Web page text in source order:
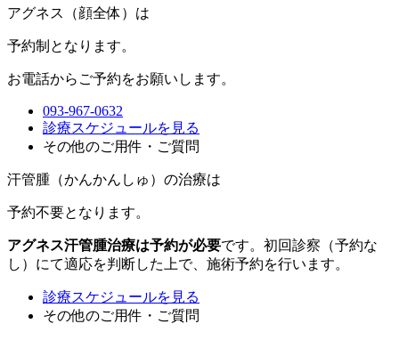
アグネス（顔全体）は
予約制 となります。
お電話からご予約をお願いします。
093-967-0632
診療スケジュールを見る
その他のご用件・ご質問
汗管腫（かんかんしゅ）の治療は
予約不要となります。
アグネス汗管腫治療は予約が必要です。初回診察（予約な
し）にて適応を判断した上で、施術予約を行います。
診療スケジュールを見る
その他のご用件・ご質問